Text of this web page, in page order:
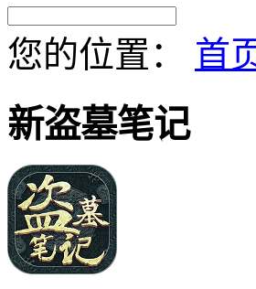
您的位置： 首
新盗墓笔记